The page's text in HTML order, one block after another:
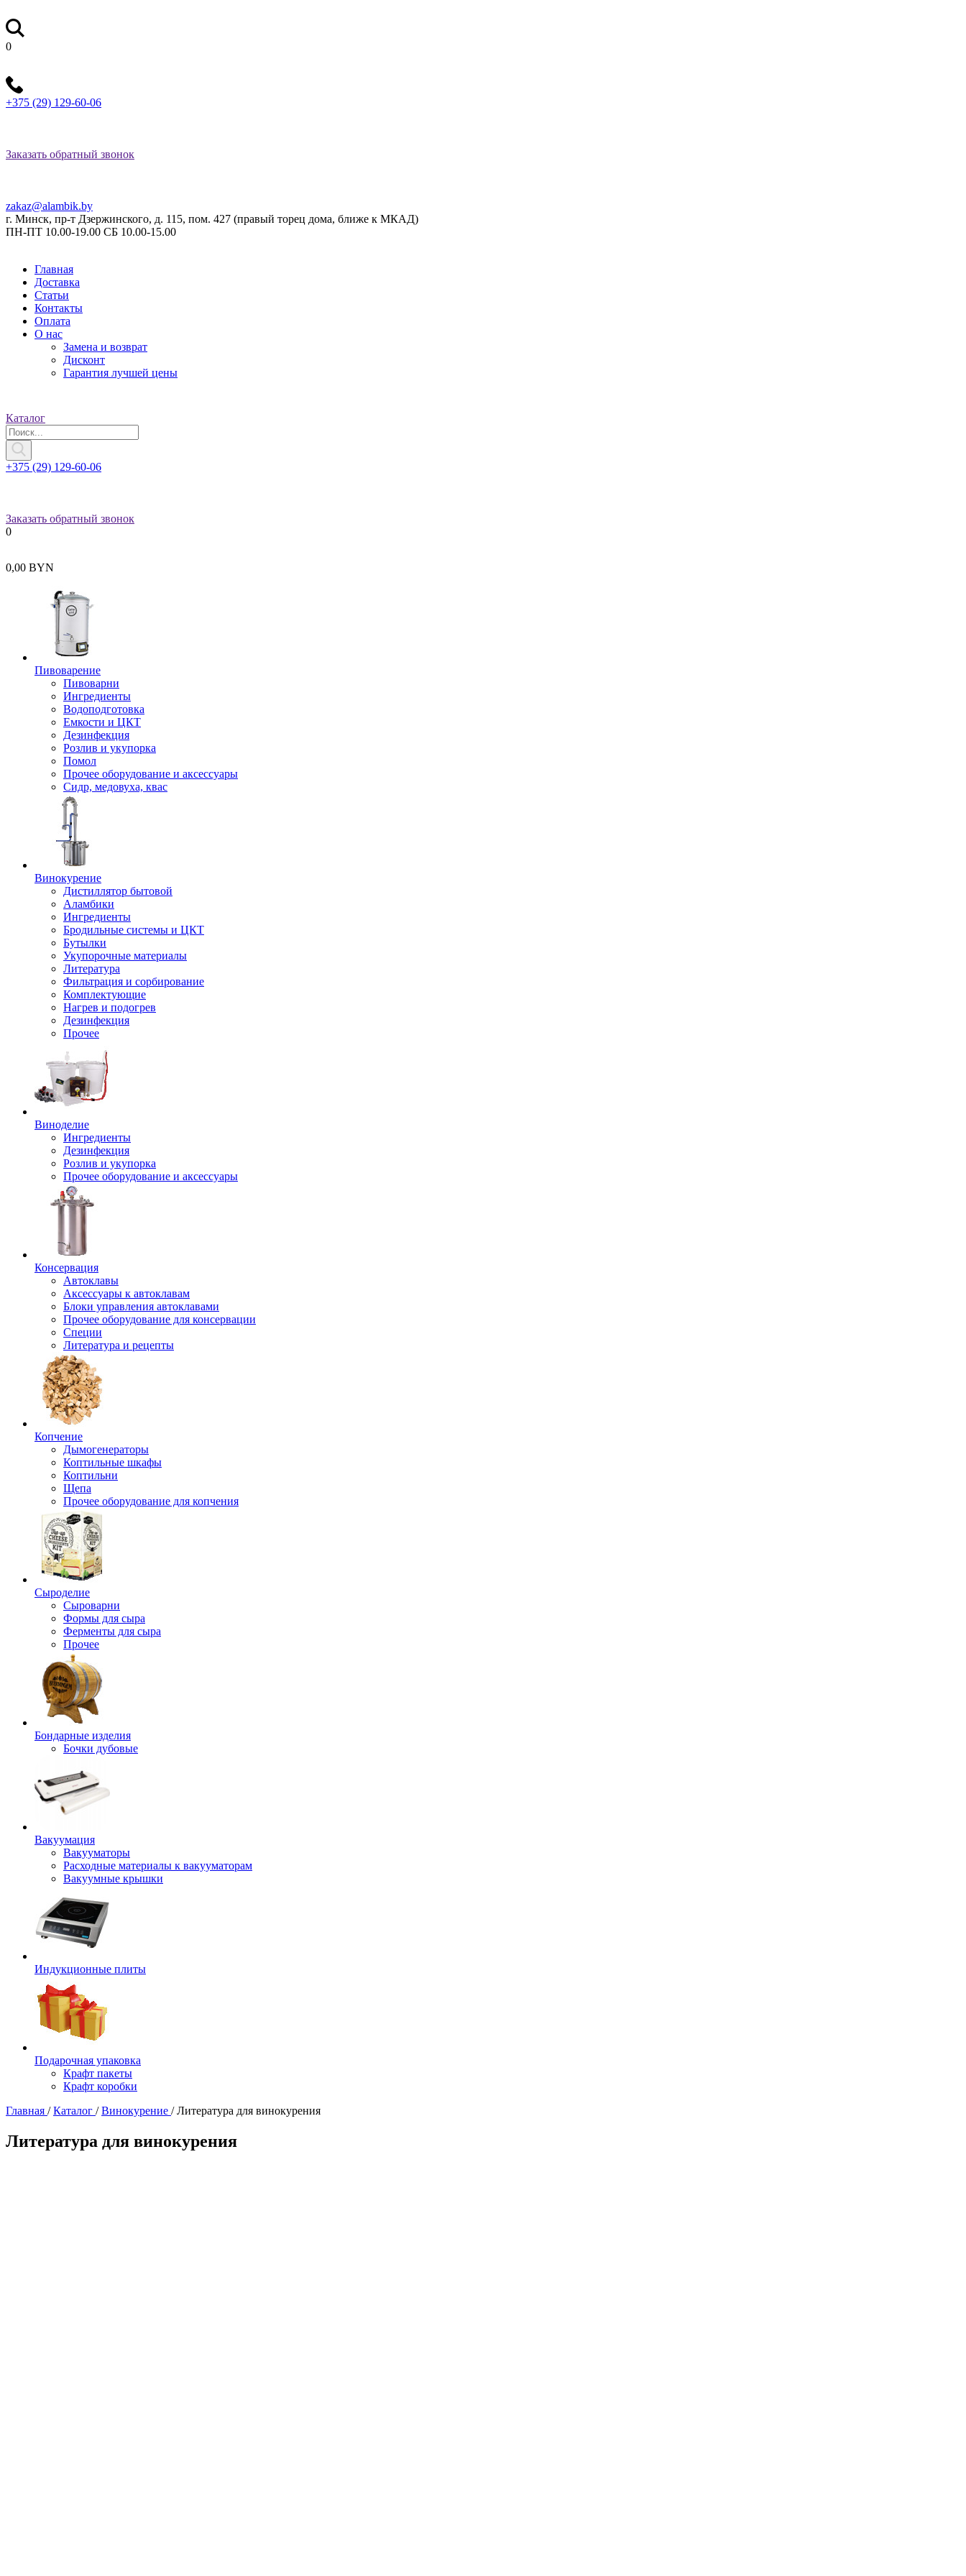
0
+375 (29) 129-60-06
Заказать обратный звонок
zakaz@alambik.by
г. Минск, пр-т Дзержинского, д. 115, пом. 427 (правый торец дома, ближе к МКАД)
ПН-ПТ 10.00-19.00 СБ 10.00-15.00
Главная
Доставка
Статьи
Контакты
Оплата
О нас
Замена и возврат
Дисконт
Гарантия лучшей цены
Каталог
+375 (29) 129-60-06
Заказать обратный звонок
0
0,00 BYN
Пивоварение
Пивоварни
Ингредиенты
Водоподготовка
Емкости и ЦКТ
Дезинфекция
Розлив и укупорка
Помол
Прочее оборудование и аксессуары
Сидр, медовуха, квас
Винокурение
Дистиллятор бытовой
Аламбики
Ингредиенты
Бродильные системы и ЦКТ
Бутылки
Укупорочные материалы
Литература
Фильтрация и сорбирование
Комплектующие
Нагрев и подогрев
Дезинфекция
Прочее
Виноделие
Ингредиенты
Дезинфекция
Розлив и укупорка
Прочее оборудование и аксессуары
Консервация
Автоклавы
Аксессуары к автоклавам
Блоки управления автоклавами
Прочее оборудование для консервации
Специи
Литература и рецепты
Копчение
Дымогенераторы
Коптильные шкафы
Коптильни
Щепа
Прочее оборудование для копчения
Сыроделие
Сыроварни
Формы для сыра
Ферменты для сыра
Прочее
Бондарные изделия
Бочки дубовые
Вакуумация
Вакууматоры
Расходные материалы к вакууматорам
Вакуумные крышки
Индукционные плиты
Подарочная упаковка
Крафт пакеты
Крафт коробки
Главная / Каталог / Винокурение / Литература для винокурения
Литература для винокурения